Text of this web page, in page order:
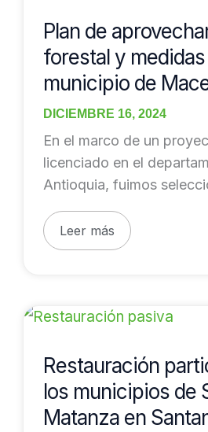
Plan de
forestal y
municipio de
Antioquia
DICIEMBRE 16, 2024
En el marco de un
licenciado en el
Antioquia, fuimos
aprovechamiento
y
medidas
de
manejo
municipio
de
Leer más
Restauración
los municipios de
Matanza en
Restauración
municipios
de